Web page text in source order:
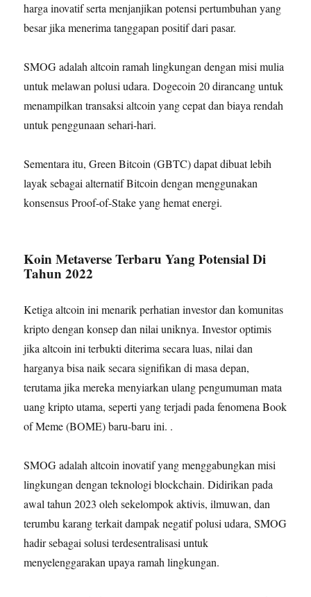
harga inovatif serta menjanjikan potensi pertumbuhan yang
besar jika menerima tanggapan positif dari pasar.
SMOG adalah altcoin ramah lingkungan dengan misi mulia
untuk melawan polusi udara. Dogecoin 20 dirancang untuk
menampilkan transaksi altcoin yang cepat dan biaya rendah
untuk penggunaan sehari-hari.
Sementara itu, Green Bitcoin (GBTC) dapat dibuat lebih
layak sebagai alternatif Bitcoin dengan menggunakan
konsensus Proof-of-Stake yang hemat energi.
Koin Metaverse Terbaru Yang Potensial Di
Tahun 2022
Ketiga altcoin ini menarik perhatian investor dan komunitas
kripto dengan konsep dan nilai uniknya. Investor optimis
jika altcoin ini terbukti diterima secara luas, nilai dan
harganya bisa naik secara signifikan di masa depan,
terutama jika mereka menyiarkan ulang pengumuman mata
uang kripto utama, seperti yang terjadi pada fenomena Book
of Meme (BOME) baru-baru ini. .
SMOG adalah altcoin inovatif yang menggabungkan misi
lingkungan dengan teknologi blockchain. Didirikan pada
awal tahun 2023 oleh sekelompok aktivis, ilmuwan, dan
terumbu karang terkait dampak negatif polusi udara, SMOG
hadir sebagai solusi terdesentralisasi untuk
menyelenggarakan upaya ramah lingkungan.